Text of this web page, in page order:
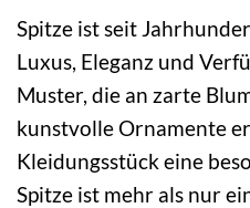
Spitze ist seit
Luxus, Eleganz und
Muster, die an zarte
kunstvolle Ornamente
Kleidungsstück eine
Spitze ist mehr als nur